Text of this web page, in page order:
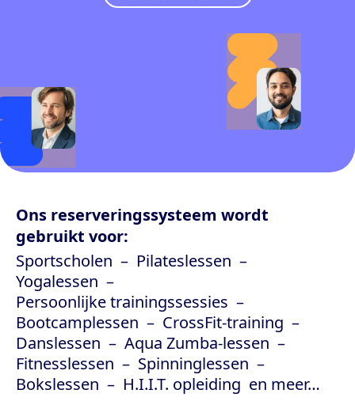
Ons reserveringssysteem wordt
gebruikt voor:
Sportscholen
Pilateslessen
Yogalessen
Persoonlijke trainingssessies
Bootcamplessen
CrossFit-training
Danslessen
Aqua Zumba-lessen
Fitnesslessen
Spinninglessen
Bokslessen
H.I.I.T. opleiding en meer…